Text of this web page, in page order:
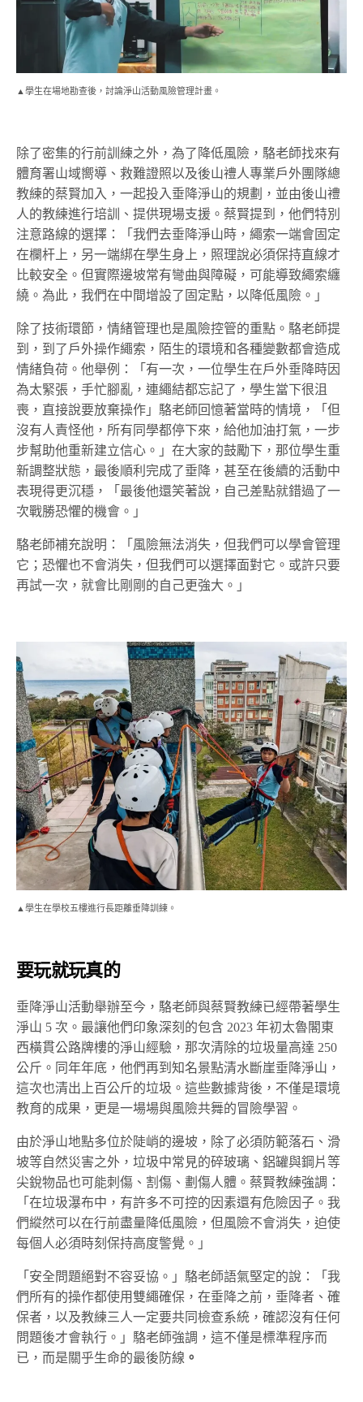
▲學生在場地勘查後，討論淨山活動風險管理計畫。
除了密集的行前訓練之外，為了降低風險，駱老師找來有
體育署山域嚮導、救難證照以及後山禮人專業戶外團隊總
教練的蔡賢加入，一起投入垂降淨山的規劃，並由後山禮
人的教練進行培訓、提供現場支援。蔡賢提到，他們特別
注意路線的選擇：「我們去垂降淨山時，繩索一端會固定
在欄杆上，另一端綁在學生身上，照理說必須保持直線才
比較安全。但實際邊坡常有彎曲與障礙，可能導致繩索纏
繞。為此，我們在中間增設了固定點，以降低風險。」
除了技術環節，情緒管理也是風險控管的重點。駱老師提
到，到了戶外操作繩索，陌生的環境和各種變數都會造成
情緒負荷。他舉例：「有一次，一位學生在戶外垂降時因
為太緊張，手忙腳亂，連繩結都忘記了，學生當下很沮
喪，直接說要放棄操作」駱老師回憶著當時的情境，「但
沒有人責怪他，所有同學都停下來，給他加油打氣，一步
步幫助他重新建立信心。」在大家的鼓勵下，那位學生重
新調整狀態，最後順利完成了垂降，甚至在後續的活動中
表現得更沉穩，「最後他還笑著說，自己差點就錯過了一
次戰勝恐懼的機會。」
駱老師補充說明：「風險無法消失，但我們可以學會管理
它；恐懼也不會消失，但我們可以選擇面對它。或許只要
再試一次，就會比剛剛的自己更強大。」
▲學生在學校五樓進行長距離垂降訓練。
要玩就玩真的
垂降淨山活動舉辦至今，駱老師與蔡賢教練已經帶著學生
淨山 5 次 。最讓他們印象深刻的包含 2023 年初太魯閣東
西橫貫公路牌樓的淨山經驗，那次清除的垃圾量高達 250
公斤。同年年底，他們再到知名景點清水斷崖垂降淨山，
這次也清出上百公斤的垃圾。 這些數據背後，不僅是環境
教育的成果，更是一場場與風險共舞的冒險學習。
由於淨山地點多位於陡峭的邊坡，除了必須防範落石、滑
坡等自然災害之外，垃圾中常見的碎玻璃、鋁罐與鋼片等
尖銳物品也可能刺傷、割傷、劃傷人體。蔡賢教練強調：
「在垃圾瀑布中，有許多不可控的因素還有危險因子。我
們縱然可以在行前盡量降低風險，但風險不會消失，迫使
每個人必須時刻保持高度警覺。」
「安全問題絕對不容妥協。」駱老師語氣堅定的說：「我
們所有的操作都使用雙繩確保，在垂降之前，垂降者、確
保者，以及教練三人一定要共同檢查系統，確認沒有任何
問題後才會執行。」駱老師強調，這不僅是標準程序而
已，而是關乎生命的最後防線 。